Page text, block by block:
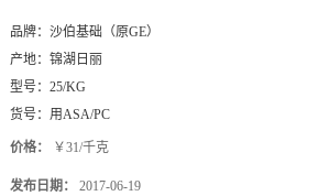
品牌： 沙伯基础（原GE）
产地： 锦湖日丽
型号： 25/KG
货号： 用ASA/PC
价格： ￥31/千克
发布日期： 2017-06-19